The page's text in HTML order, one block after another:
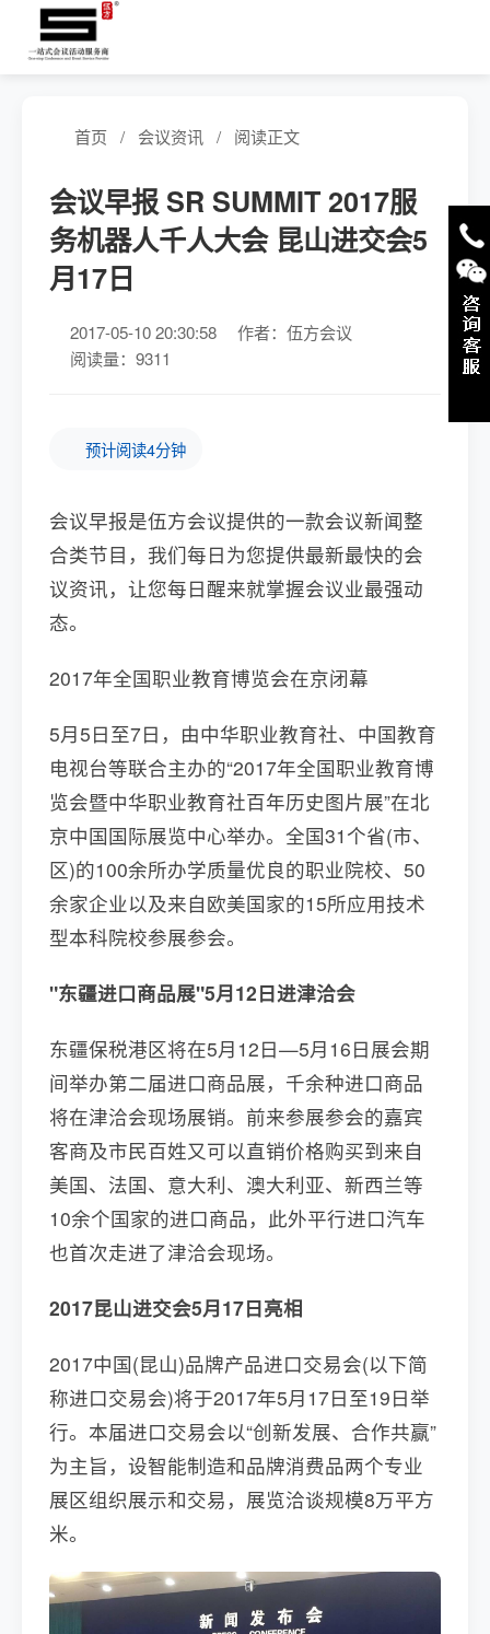
首页 / 会议资讯 / 阅读正文
会议早报 SR SUMMIT 2017服
务机器人千人大会 昆山进交会5
月17日
2017-05-10 20:30:58
作者：伍方会议
阅读量：9311
预计阅读4分钟
会议早报是伍方会议提供的一款会议新闻整
合类节目，我们每日为您提供最新最快的会
议资讯，让您每日醒来就掌握会议业最强动
态。
2017年全国职业教育博览会在京闭幕
5月5日至7日，由中华职业教育社、中国教育
电视台等联合主办的“2017年全国职业教育博
览会暨中华职业教育社百年历史图片展”在北
京中国国际展览中心举办。全国31个省(市、
区)的100余所办学质量优良的职业院校、50
余家企业以及来自欧美国家的15所应用技术
型本科院校参展参会。
"东疆进口商品展"5月12日进津洽会
东疆保税港区将在5月12日—5月16日展会期
间举办第二届进口商品展，千余种进口商品
将在津洽会现场展销。前来参展参会的嘉宾
客商及市民百姓又可以直销价格购买到来自
美国、法国、意大利、澳大利亚、新西兰等
10余个国家的进口商品，此外平行进口汽车
也首次走进了津洽会现场。
2017昆山进交会5月17日亮相
2017中国(昆山)品牌产品进口交易会(以下简
称进口交易会)将于2017年5月17日至19日举
行。本届进口交易会以“创新发展、合作共赢”
为主旨，设智能制造和品牌消费品两个专业
展区组织展示和交易，展览洽谈规模8万平方
米。